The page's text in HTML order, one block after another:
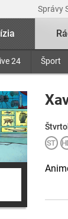
Správy
24 Šport